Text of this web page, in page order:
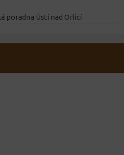
poradna Ústí nad Orlicí